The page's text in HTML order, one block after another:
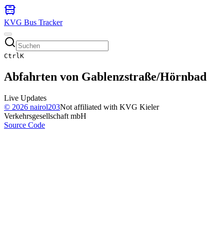
KVG Bus Tracker
CtrlK
Abfahrten von Gablenzstraße/Hörnbad
Live Updates
© 2026 nairol203Not affiliated with KVG Kieler
Verkehrsgesellschaft mbH
Source Code